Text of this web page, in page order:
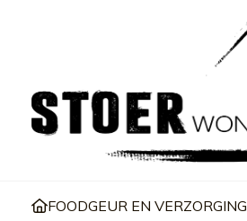
FOODGEUR EN VERZORGING